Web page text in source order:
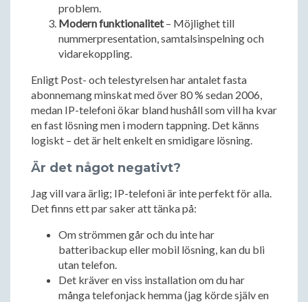
problem.
Modern funktionalitet– Möjlighet till
nummerpresentation, samtalsinspelning och
vidarekoppling.
Enligt Post- och telestyrelsen har antalet fasta
abonnemang minskat med över 80 % sedan 2006,
medan IP-telefoni ökar bland hushåll som vill ha kvar
en fast lösning men i modern tappning. Det känns
logiskt – det är helt enkelt en smidigare lösning.
Är det något negativt?
Jag vill vara ärlig; IP-telefoni är inte perfekt för alla.
Det finns ett par saker att tänka på:
Om strömmen går och du inte har
batteribackup eller mobil lösning, kan du bli
utan telefon.
Det kräver en viss installation om du har
många telefonjack hemma (jag körde själv en